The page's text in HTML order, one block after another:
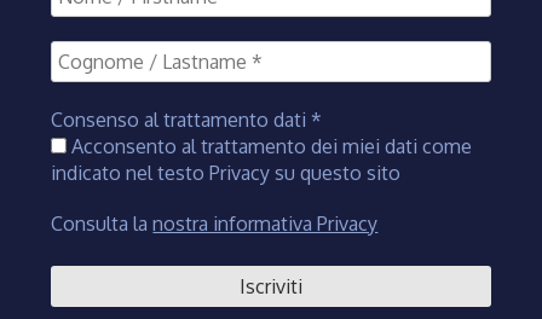
Consenso al trattamento dati *
Acconsento al trattamento dei miei dati come
indicato nel testo Privacy su questo sito
Consulta lanostra informativa Privacy